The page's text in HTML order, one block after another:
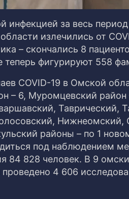
за весь
излечились от
– скончались 8
теперь фигурируют 558
COVID-19 в Омской
– 6, Муромцевский
Таврический,
Нижнеомский,
районы – по 1
под наблюдением
84 828 человек. В 9
4 606